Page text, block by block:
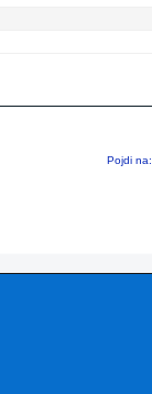
Pojdi na: